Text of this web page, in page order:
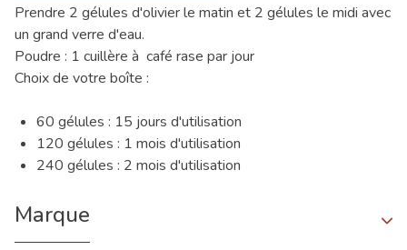
Prendre 2 gélules d'olivier le matin et 2 gélules le midi avec
un grand verre d'eau.
Poudre : 1 cuillère à café rase par jour
Choix de votre boîte :
60 gélules : 15 jours d'utilisation
120 gélules : 1 mois d'utilisation
240 gélules : 2 mois d'utilisation
Marque